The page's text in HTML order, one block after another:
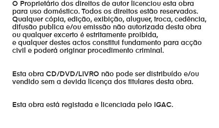
O Proprietário dos direitos de autor licenciou esta obra
para uso doméstico. Todos os direitos estão reservados.
Qualquer cópia, edição, exibição, aluguer, troca, cedência,
difusão publica e/ou emissão não autorizada desta obra
ou qualquer excerto é estritamente proibida,
e qualquer destes actos constitui fundamento para acção
civil e poderá originar procedimento criminal.
Esta obra CD/DVD/LIVRO não pode ser distribuído e/ou
vendido sem a devida licença dos titulares desta obra.
Esta obra está registada e licenciada pelo IGAC.